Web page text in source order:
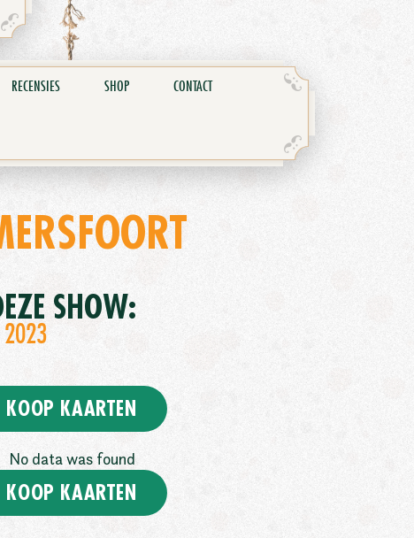
RECENSIES SHOP CONTACT
SHOW:
2023
KOOP KAARTEN
No data was found
KOOP KAARTEN